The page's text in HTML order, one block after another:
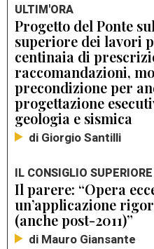
ULTIM'ORA
Progetto del Ponte
superiore dei lavori
centinaia di
raccomandazioni,
precondizione per
progettazione
geologia e sismica
di Giorgio Santilli
IL CONSIGLIO
Il parere: “Opera
un’applicazione
(anche post-2011)”
di Mauro Giansante